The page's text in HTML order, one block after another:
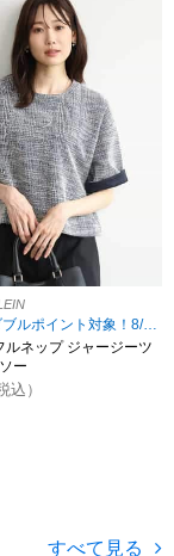
[先行予約会ダブルポイント対象！8/17 8:59まで]
ルネップ ジャージーツ
ー
込）